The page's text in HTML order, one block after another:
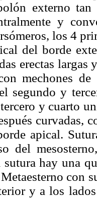
externo
y
los 4
del borde
erectas largas
mechones de
segundo y
y cuarto
curvadas,
apical.
del
sutura hay una
con
y a los